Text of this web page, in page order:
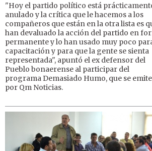
"Hoy el partido político está
anulado y la crítica que le hacemos a los
compañeros que están en la otra lista es
han devaluado la acción del partido en
permanente y lo han usado muy poco
capacitación y para que la gente se sienta
representada", apuntó el ex defensor del
Pueblo bonaerense al participar del
programa Demasiado Humo, que se emite
por Qm Noticias.